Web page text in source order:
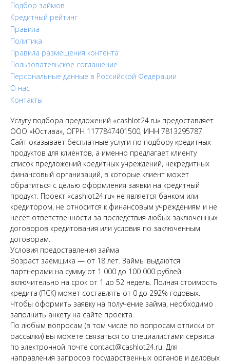
Подбор займов
Кредитный рейтинг
Правила
Политика
Правила размещения контента
Пользовательское соглашение
Персональные данные в Российской Федерации
О нас
Контакты
Услугу подбора предложений «cashlot24.ru» предоставляет
ООО «Юстива», ОГРН 1177847401500, ИНН 7813295787.
Сайт оказывает бесплатные услуги по подбору кредитных
продуктов для клиентов, а именно предлагает клиенту
список предложений кредитных учреждений, некредитных
финансовый организаций, в которые клиент может
обратиться с целью оформления заявки на кредитный
продукт. Проект «cashlot24.ru» не является банком или
кредитором, не относится к финансовым учреждениям и не
несёт ответственности за последствия любых заключенных
договоров кредитования или условия по заключенным
договорам.
Условия предоставления займа
Возраст заёмщика — от 18 лет. Займы выдаются
партнерами на сумму от 1 000 до 100 000 рублей
включительно на срок от 1 до 52 недель. Полная стоимость
кредита (ПСК) может составлять от 0 до 292% годовых.
Чтобы оформить заявку на получение займа, необходимо
заполнить анкету на сайте проекта.
По любым вопросам (в том числе по вопросам отписки от
рассылки) вы можете связаться со специалистами сервиса
по электронной почте contact@cashlot24.ru. Для
направления запросов государственных органов и деловых